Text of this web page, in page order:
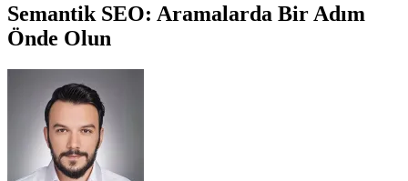
Semantik SEO: Aramalarda Bir Adım
Önde Olun